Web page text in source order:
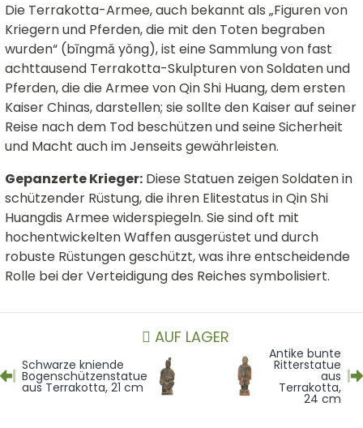
Die Terrakotta-Armee, auch bekannt als „Figuren von
Kriegern und Pferden, die mit den Toten begraben
wurden“ (bīngmǎ yǒng), ist eine Sammlung von fast
achttausend Terrakotta-Skulpturen von Soldaten und
Pferden, die die Armee von Qin Shi Huang, dem ersten
Kaiser Chinas, darstellen; sie sollte den Kaiser auf seiner
Reise nach dem Tod beschützen und seine Sicherheit
und Macht auch im Jenseits gewährleisten.
Gepanzerte Krieger: Diese Statuen zeigen Soldaten in
schützender Rüstung, die ihren Elitestatus in Qin Shi
Huangdis Armee widerspiegeln. Sie sind oft mit
hochentwickelten Waffen ausgerüstet und durch
robuste Rüstungen geschützt, was ihre entscheidende
Rolle bei der Verteidigung des Reiches symbolisiert.
AUF LAGER
Schwarze kniende
Bogenschützenstatue
aus Terrakotta, 21 cm
Antike bunte
Ritterstatue
aus
Terrakotta,
24 cm